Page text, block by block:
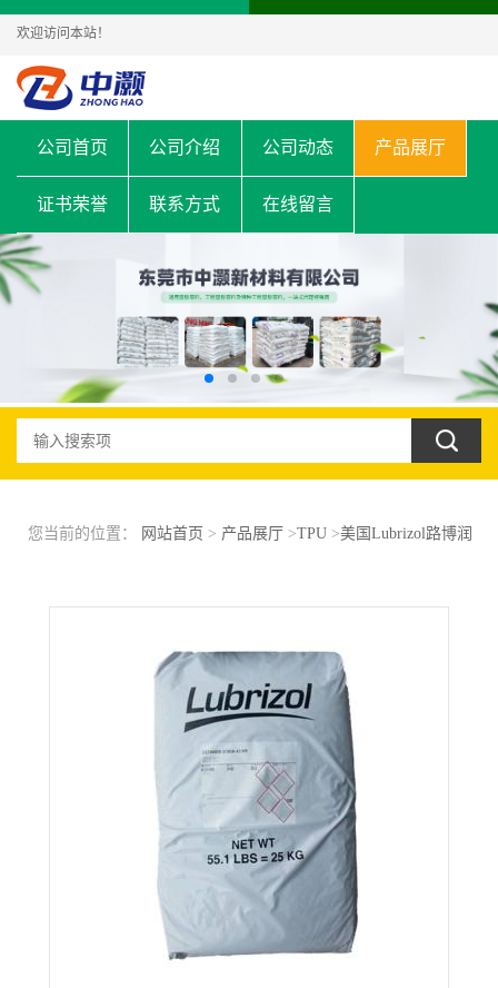
欢迎访问本站！
公司首页 公司介绍 公司动态 产品展厅
证书荣誉 联系方式 在线留言
您当前的位置： 网站首页 > 产品展厅>TPU>美国Lubrizol路博润